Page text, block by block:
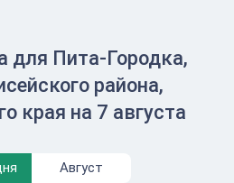
для Пита-Городка,
района,
края на 7 августа
Август